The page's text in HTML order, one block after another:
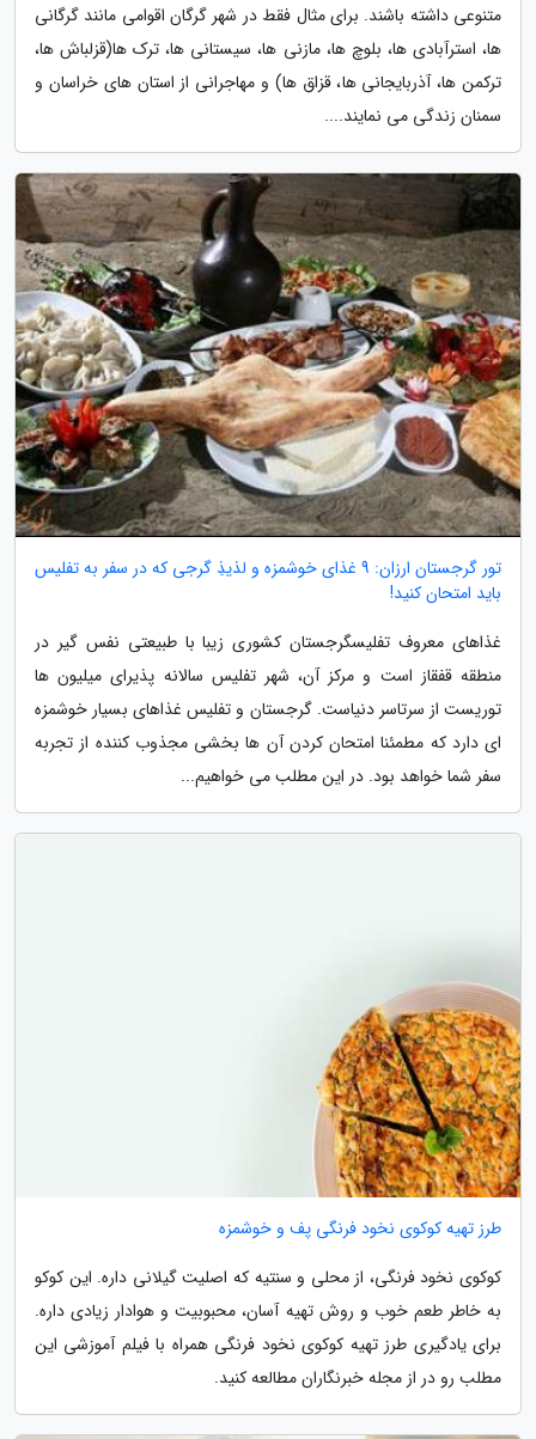
متنوعی داشته باشند. برای مثال فقط در شهر گرگان اقوامی مانند گرگانی
ها، استرآبادی ها، بلوچ ها، مازنی ها، سیستانی ها، ترک ها(قزلباش ها،
ترکمن ها، آذربایجانی ها، قزاق ها) و مهاجرانی از استان های خراسان و
سمنان زندگی می نمایند....
تور گرجستان ارزان: 9 غذای خوشمزه و لذیذِ گرجی که در سفر به تفلیس
باید امتحان کنید!
غذاهای معروف تفلیسگرجستان کشوری زیبا با طبیعتی نفس گیر در
منطقه قفقاز است و مرکز آن، شهر تفلیس سالانه پذیرای میلیون ها
توریست از سرتاسر دنیاست. گرجستان و تفلیس غذاهای بسیار خوشمزه
ای دارد که مطمئنا امتحان کردن آن ها بخشی مجذوب کننده از تجربه
سفر شما خواهد بود. در این مطلب می خواهیم...
طرز تهیه کوکوی نخود فرنگی پف و خوشمزه
کوکوی نخود فرنگی، از محلی و سنتیه که اصلیت گیلانی داره. این کوکو
به خاطر طعم خوب و روش تهیه آسان، محبوبیت و هوادار زیادی داره.
برای یادگیری طرز تهیه کوکوی نخود فرنگی همراه با فیلم آموزشی این
مطلب رو در از مجله خبرنگاران مطالعه کنید.